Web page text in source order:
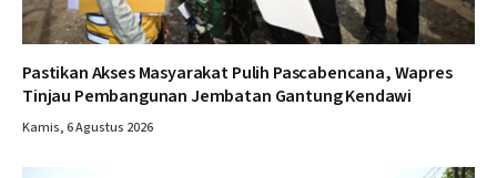
Pastikan Akses Masyarakat Pulih Pascabencana, Wapres
Tinjau Pembangunan Jembatan Gantung Kendawi
Kamis, 6 Agustus 2026